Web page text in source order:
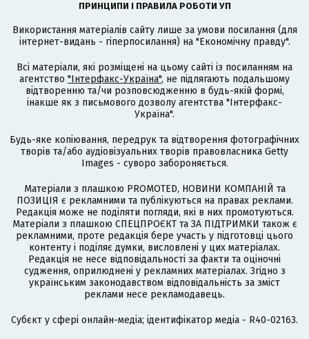
ПРИНЦИПИ І ПРАВИЛА РОБОТИ УП
Використання матеріалів сайту лише за умови посилання (для
інтернет-видань - гіперпосилання) на "Економічну правду".
Всі матеріали, які розміщені на цьому сайті із посиланням на
агентство "Інтерфакс-Україна", не підлягають подальшому
відтворенню та/чи розповсюдженню в будь-якій формі,
інакше як з письмового дозволу агентства "Інтерфакс-
Україна".
Будь-яке копіювання, передрук та відтворення фотографічних
творів та/або аудіовізуальних творів правовласника Getty
Images - суворо забороняється.
Матеріали з плашкою PROMOTED, НОВИНИ КОМПАНІЙ та
ПОЗИЦІЯ є рекламними та публікуються на правах реклами.
Редакція може не поділяти погляди, які в них промотуються.
Матеріали з плашкою СПЕЦПРОЄКТ та ЗА ПІДТРИМКИ також є
рекламними, проте редакція бере участь у підготовці цього
контенту і поділяє думки, висловлені у цих матеріалах.
Редакція не несе відповідальності за факти та оціночні
судження, оприлюднені у рекламних матеріалах. Згідно з
українським законодавством відповідальність за зміст
реклами несе рекламодавець.
Cубєкт у сфері онлайн-медіа; ідентифікатор медіа - R40-02163.